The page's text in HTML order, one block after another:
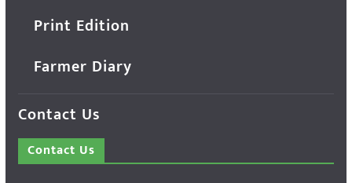
Print Edition
Farmer Diary
Contact Us
Contact Us